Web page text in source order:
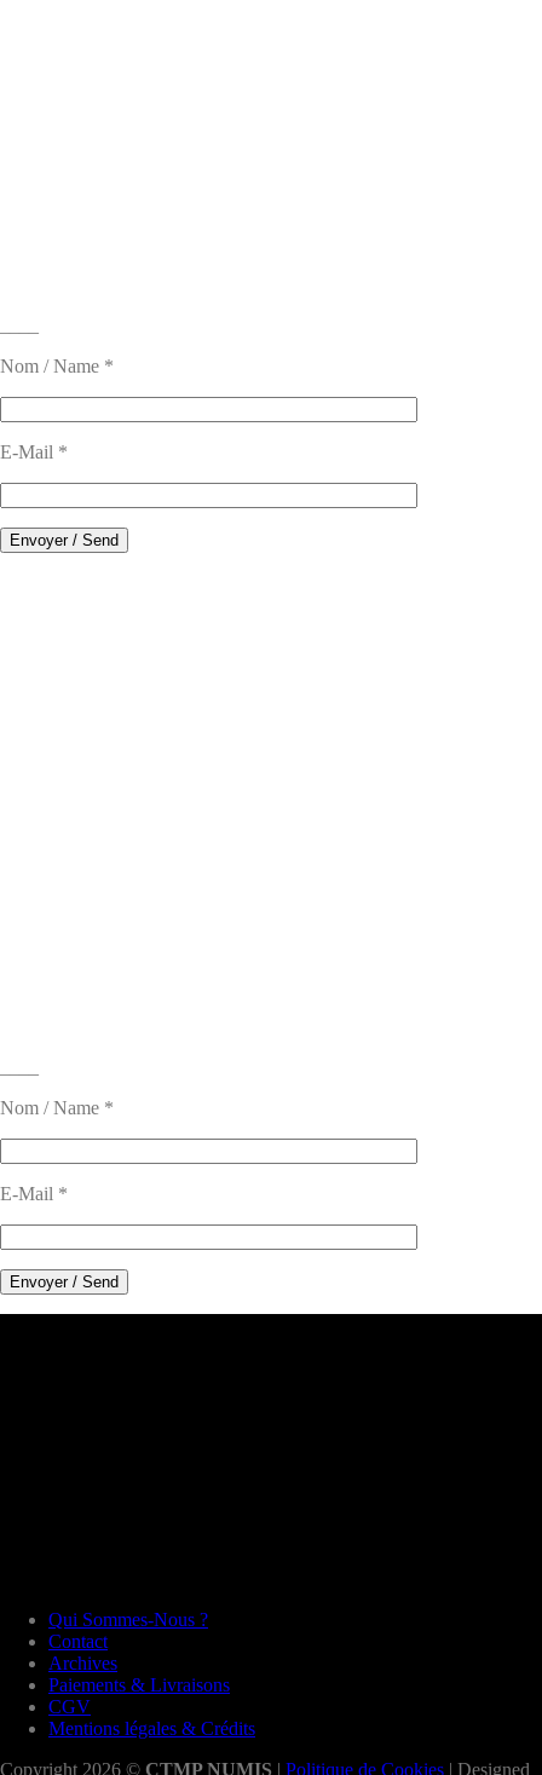
Nom / Name *
E-Mail *
Nom / Name *
E-Mail *
Qui Sommes-Nous ?
Contact
Archives
Paiements & Livraisons
CGV
Mentions légales & Crédits
Copyright 2026 © CTMP NUMIS | Politique de Cookies | Designed